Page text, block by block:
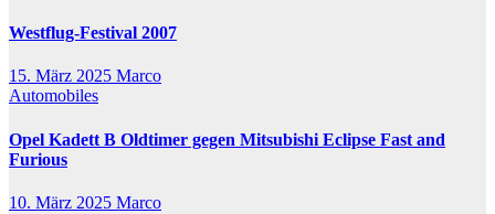
Westflug-Festival 2007
15. März 2025 Marco
Automobiles
Opel Kadett B Oldtimer gegen Mitsubishi Eclipse Fast and
Furious
10. März 2025 Marco